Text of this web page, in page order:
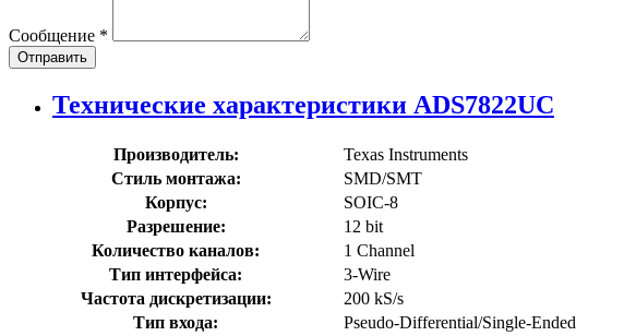
Сообщение *
Отправить
Технические характеристики ADS7822UC
Производитель:
Texas Instruments
Стиль монтажа:
SMD/SMT
Корпус:
SOIC-8
Разрешение:
12 bit
Количество каналов:
1 Channel
Тип интерфейса:
3-Wire
Частота дискретизации:
200 kS/s
Тип входа:
Pseudo-Differential/Single-Ended